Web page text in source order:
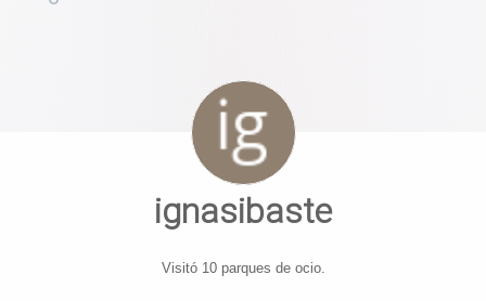
ignasibaste
Visitó 10 parques de ocio.